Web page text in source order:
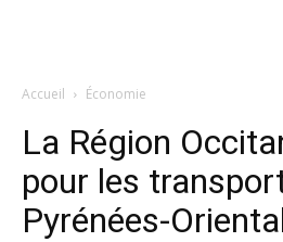
Accueil Économie
La Région
pour les
Pyrénées-